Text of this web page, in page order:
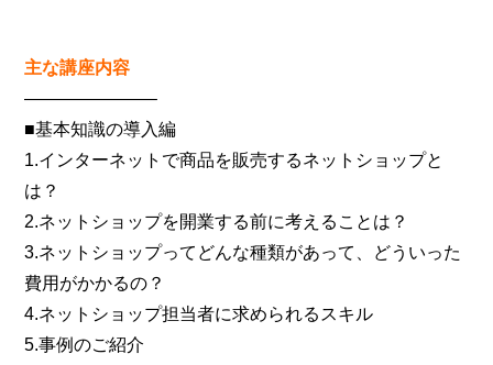
主な講座内容
———————–
■基本知識の導入編
1.インターネットで商品を販売するネットショップと
は？
2.ネットショップを開業する前に考えることは？
3.ネットショップってどんな種類があって、どういった
費用がかかるの？
4.ネットショップ担当者に求められるスキル
5.事例のご紹介